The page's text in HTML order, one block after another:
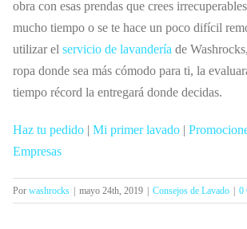
obra con esas prendas que crees
mucho tiempo o se te hace un poco difícil
utilizar el servicio de lavandería de
ropa donde sea más cómodo para ti, la
tiempo récord la entregará donde decidas.
Haz tu pedido | Mi primer lavado |
Empresas
Por washrocks | mayo 24th, 2019 | Consejos de Lavado | 0